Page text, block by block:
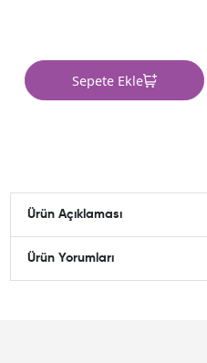
Sepete Ekle
Ürün Açıklaması
Ürün Yorumları